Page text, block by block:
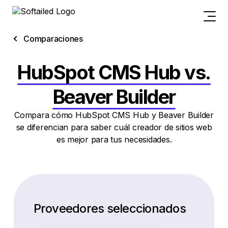
Comparaciones
HubSpot CMS Hub vs.
Beaver Builder
Compara cómo HubSpot CMS Hub y Beaver Builder
se diferencian para saber cuál creador de sitios web
es mejor para tus necesidades.
Proveedores seleccionados